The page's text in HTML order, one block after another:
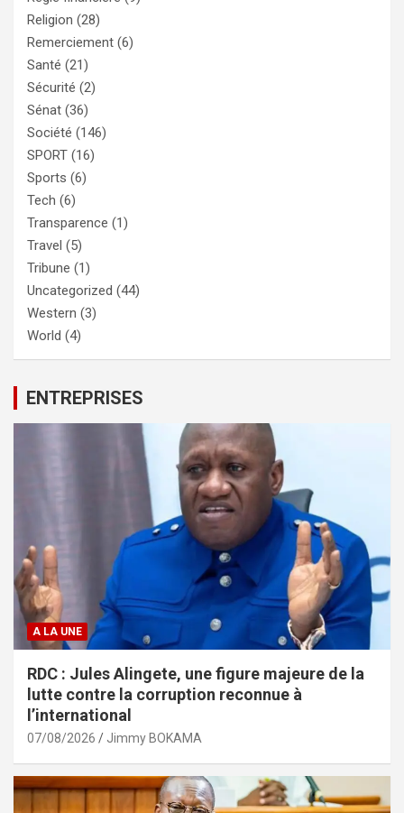
Religion (28)
Remerciement (6)
Santé (21)
Sécurité (2)
Sénat (36)
Société (146)
SPORT (16)
Sports (6)
Tech (6)
Transparence (1)
Travel (5)
Tribune (1)
Uncategorized (44)
Western (3)
World (4)
ENTREPRISES
A LA UNE
RDC : Jules Alingete, une figure majeure de la
lutte contre la corruption reconnue à
l’international
07/08/2026 Jimmy BOKAMA